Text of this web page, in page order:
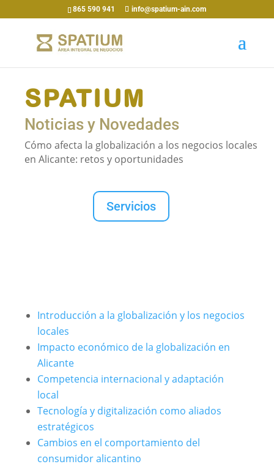
865 590 941 info@spatium-ain.com
SPATIUM
Noticias y Novedades
Cómo afecta la globalización a los negocios locales
en Alicante: retos y oportunidades
Servicios
Introducción a la globalización y los negocios
locales
Impacto económico de la globalización en
Alicante
Competencia internacional y adaptación
local
Tecnología y digitalización como aliados
estratégicos
Cambios en el comportamiento del
consumidor alicantino